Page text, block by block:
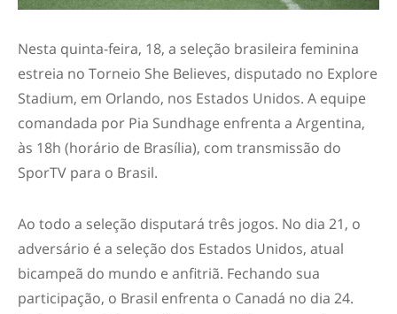
Nesta quinta-feira, 18, a seleção brasileira feminina
estreia no Torneio She Believes, disputado no Explore
Stadium, em Orlando, nos Estados Unidos. A equipe
comandada por Pia Sundhage enfrenta a Argentina,
às 18h (horário de Brasília), com transmissão do
SporTV para o Brasil.
Ao todo a seleção disputará três jogos. No dia 21, o
adversário é a seleção dos Estados Unidos, atual
bicampeã do mundo e anfitriã. Fechando sua
participação, o Brasil enfrenta o Canadá no dia 24.